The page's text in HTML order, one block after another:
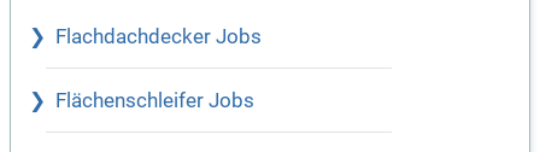
Flachdachdecker Jobs
Flächenschleifer Jobs